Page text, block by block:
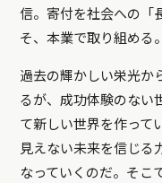
信。寄付を社会への「
そ、本業で取り組める。
過去の輝かしい栄光か
るが、成功体験のない
て新しい世界を作って
見えない未来を信じる
なっていくのだ。そこ